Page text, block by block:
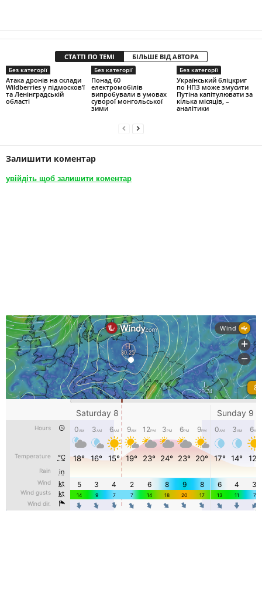
СТАТТІ ПО ТЕМІ БІЛЬШЕ ВІД АВТОРА
Без категорії
Атака дронів на склади
Wildberries у підмосков’ї
та Ленінградській
області
Без категорії
Понад 60
електромобілів
випробували в умовах
суворої монгольської
зими
Без категорії
Український бліцкриг
по НПЗ може змусити
Путіна капітулювати за
кілька місяців, –
аналітики
Залишити коментар
увійдіть щоб залишити коментар